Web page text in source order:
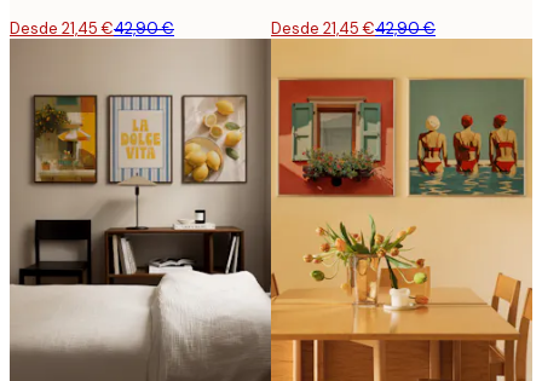
Desde 21,45 €42,90 € Desde 21,45 €42,90 €